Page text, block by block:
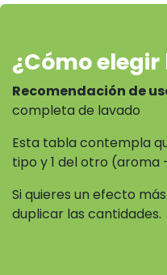
¿Cómo
Recomendación de
completa de lavado
Esta tabla contempla
tipo y 1 del otro (aroma
Si quieres un efecto
duplicar las cantidades.